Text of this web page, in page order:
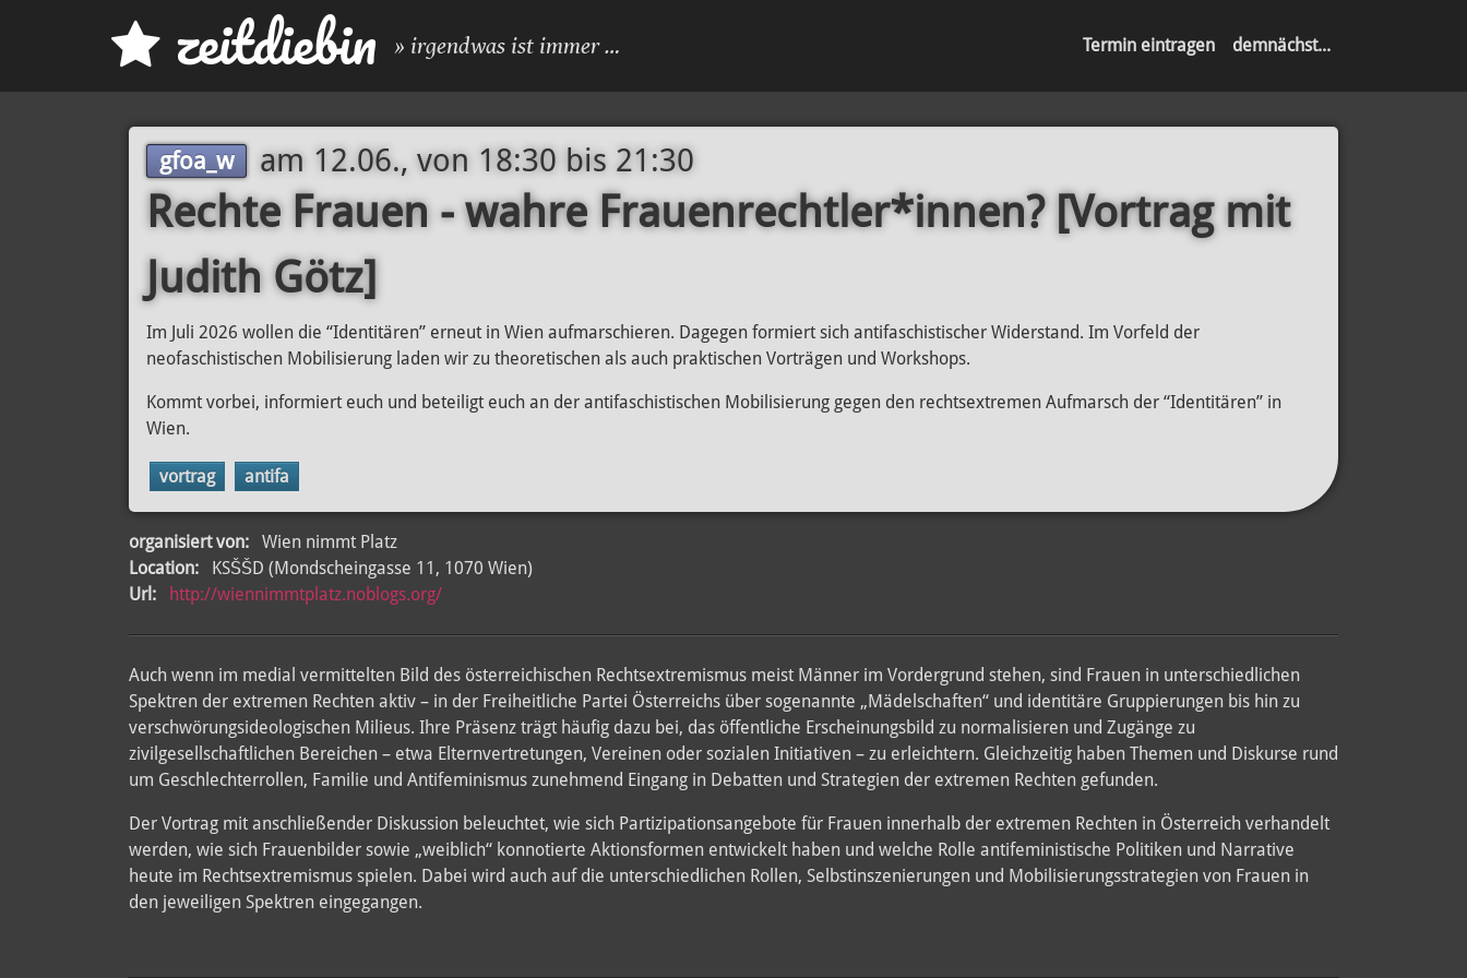
zeitdiebin » irgendwas ist immer … Termin eintragen demnächst...
gfoa_w am 12.06., von 18:30 bis 21:30
Rechte Frauen - wahre Frauenrechtler*innen? [Vortrag mit
Judith Götz]
Im Juli 2026 wollen die “Identitären” erneut in Wien aufmarschieren. Dagegen formiert sich antifaschistischer Widerstand. Im Vorfeld der
neofaschistischen Mobilisierung laden wir zu theoretischen als auch praktischen Vorträgen und Workshops.
Kommt vorbei, informiert euch und beteiligt euch an der antifaschistischen Mobilisierung gegen den rechtsextremen Aufmarsch der “Identitären” in
Wien.
vortrag antifa
organisiert von:
Wien nimmt Platz
Location:
KSŠŠD (Mondscheingasse 11, 1070 Wien)
Url:
http://wiennimmtplatz.noblogs.org/
Auch wenn im medial vermittelten Bild des österreichischen Rechtsextremismus meist Männer im Vordergrund stehen, sind Frauen in unterschiedlichen
Spektren der extremen Rechten aktiv – in der Freiheitliche Partei Österreichs über sogenannte „Mädelschaften“ und identitäre Gruppierungen bis hin zu
verschwörungsideologischen Milieus. Ihre Präsenz trägt häufig dazu bei, das öffentliche Erscheinungsbild zu normalisieren und Zugänge zu
zivilgesellschaftlichen Bereichen – etwa Elternvertretungen, Vereinen oder sozialen Initiativen – zu erleichtern. Gleichzeitig haben Themen und Diskurse rund
um Geschlechterrollen, Familie und Antifeminismus zunehmend Eingang in Debatten und Strategien der extremen Rechten gefunden.
Der Vortrag mit anschließender Diskussion beleuchtet, wie sich Partizipationsangebote für Frauen innerhalb der extremen Rechten in Österreich verhandelt
werden, wie sich Frauenbilder sowie „weiblich“ konnotierte Aktionsformen entwickelt haben und welche Rolle antifeministische Politiken und Narrative
heute im Rechtsextremismus spielen. Dabei wird auch auf die unterschiedlichen Rollen, Selbstinszenierungen und Mobilisierungsstrategien von Frauen in
den jeweiligen Spektren eingegangen.